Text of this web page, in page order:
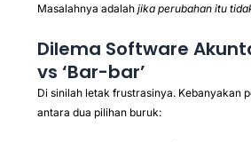
Masalahnya adalah jika perubahan itu
Dilema Software
vs ‘Bar-bar’
Di sinilah letak frustrasinya. Kebanyakan
antara dua pilihan buruk: